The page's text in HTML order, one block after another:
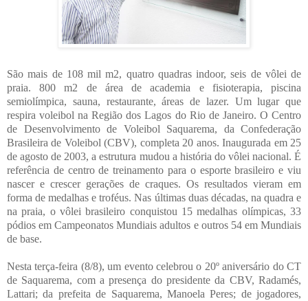
São mais de 108 mil m2, quatro quadras indoor, seis de vôlei de
praia. 800 m2 de área de academia e fisioterapia, piscina
semiolímpica, sauna, restaurante, áreas de lazer. Um lugar que
respira voleibol na Região dos Lagos do Rio de Janeiro. O Centro
de Desenvolvimento de Voleibol Saquarema, da Confederação
Brasileira de Voleibol (CBV), completa 20 anos. Inaugurada em 25
de agosto de 2003, a estrutura mudou a história do vôlei nacional. É
referência de centro de treinamento para o esporte brasileiro e viu
nascer e crescer gerações de craques. Os resultados vieram em
forma de medalhas e troféus. Nas últimas duas décadas, na quadra e
na praia, o vôlei brasileiro conquistou 15 medalhas olímpicas, 33
pódios em Campeonatos Mundiais adultos e outros 54 em Mundiais
de base.
Nesta terça-feira (8/8), um evento celebrou o 20º aniversário do CT
de Saquarema, com a presença do presidente da CBV, Radamés,
Lattari; da prefeita de Saquarema, Manoela Peres; de jogadores,